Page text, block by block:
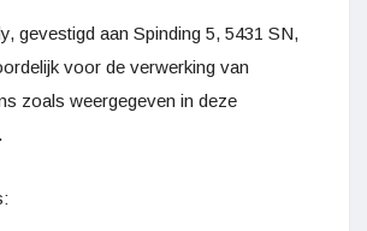
gevestigd aan Spinding 5, 5431 SN,
voor de verwerking van
zoals weergegeven in deze